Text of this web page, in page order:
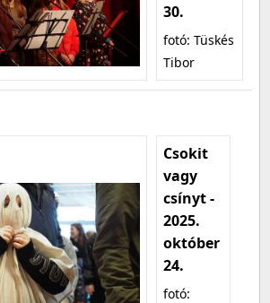
30.
fotó: Tüskés
Tibor
Csokit
vagy
csínyt -
2025.
október
24.
fotó: